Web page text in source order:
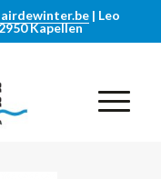
| Leo
Kapellen